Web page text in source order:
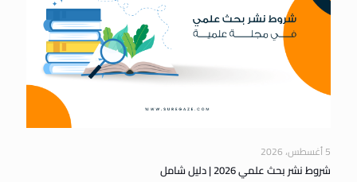
5 أغسطس، 2026
شروط نشر بحث علمي 2026 | دليل شامل